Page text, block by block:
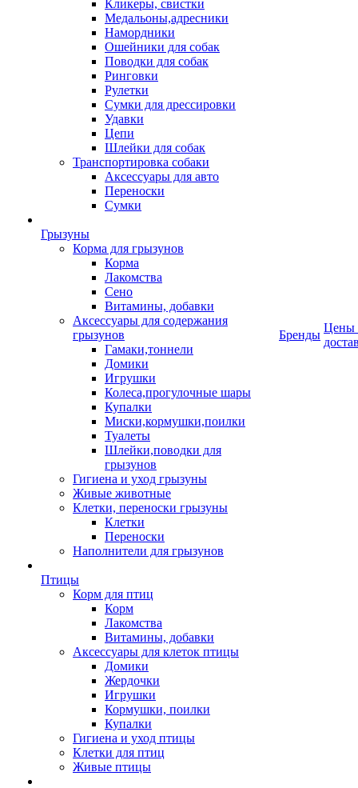
Кликеры, свистки
Медальоны,адресники
Намордники
Ошейники для собак
Поводки для собак
Ринговки
Рулетки
Сумки для дрессировки
Удавки
Цепи
Шлейки для собак
Транспортировка собаки
Аксессуары для авто
Переноски
Сумки
Грызуны
Корма для грызунов
Корма
Лакомства
Сено
Витамины, добавки
Аксессуары для содержания
грызунов
Гамаки,тоннели
Домики
Игрушки
Колеса,прогулочные шары
Купалки
Миски,кормушки,поилки
Туалеты
Шлейки,поводки для
грызунов
Гигиена и уход грызуны
Живые животные
Клетки, переноски грызуны
Клетки
Переноски
Наполнители для грызунов
Птицы
Корм для птиц
Корм
Лакомства
Витамины, добавки
Аксессуары для клеток птицы
Домики
Жердочки
Игрушки
Кормушки, поилки
Купалки
Гигиена и уход птицы
Клетки для птиц
Живые птицы
Бренды
Цены